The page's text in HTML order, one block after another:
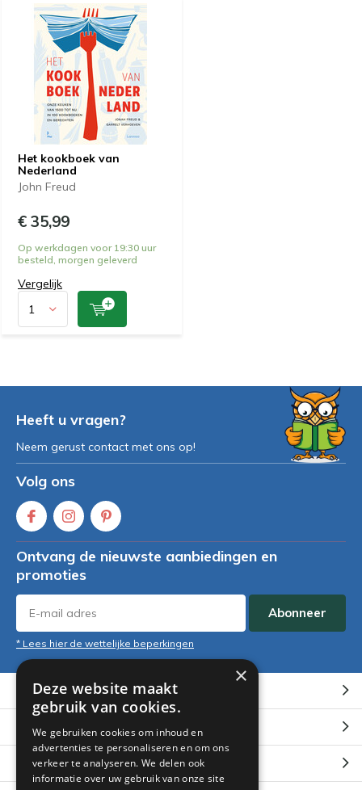
Het kookboek van
Nederland
John Freud
€ 35,99
Op werkdagen voor 19:30 uur
besteld, morgen geleverd
Vergelijk
Heeft u vragen?
Neem gerust contact met ons op!
Volg ons
Ontvang de nieuwste aanbiedingen en
promoties
Abonneer
* Lees hier de wettelijke beperkingen
Klantenservice
Mijn account
Categorieën
×
Deze website maakt
gebruik van cookies.
We gebruiken cookies om inhoud en
advertenties te personaliseren en om ons
verkeer te analyseren. We delen ook
informatie over uw gebruik van onze site